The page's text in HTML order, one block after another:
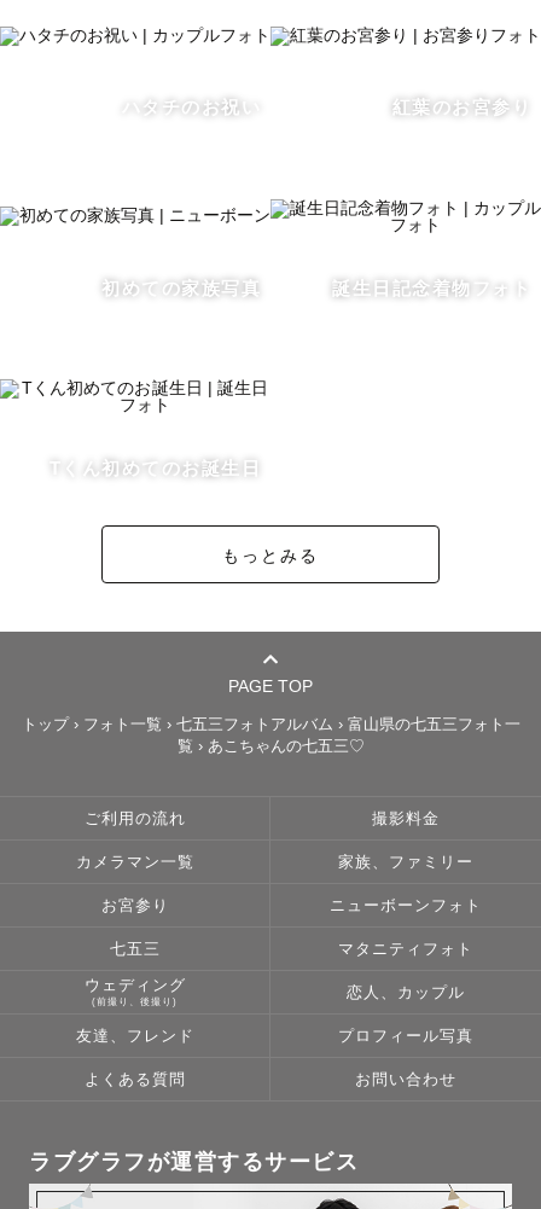
能な為まずはご相談をお願いいたします😊
🗾🚃撮影地域 ・交通費
ざいます。予めご了承ください。
っとした富山県民です！
好きな動物はアザラシ。
ハタチのお祝い 紅葉のお宮参り
初めての家族写真 誕生日記念着物フォト
Tくん初めてのお誕生日
もっとみる
PAGE TOP
トップ› フォト一覧 › 七五三フォトアルバム › 富山県の七五三フォト一
覧 › あこちゃんの七五三♡
ご利用の流れ 撮影料金
カメラマン一覧 家族、ファミリー
お宮参り ニューボーンフォト
七五三 マタニティフォト
ウェディング
(前撮り、後撮り)
恋人、カップル
友達、フレンド プロフィール写真
よくある質問 お問い合わせ
ラブグラフが運営するサービス